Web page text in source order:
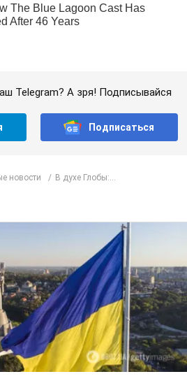
Telegram? А зря! Подписывайся
Подписаться
новости В духе Глобы:...